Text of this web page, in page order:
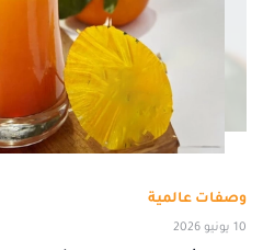
وصفات عالمية
10 يونيو 2026